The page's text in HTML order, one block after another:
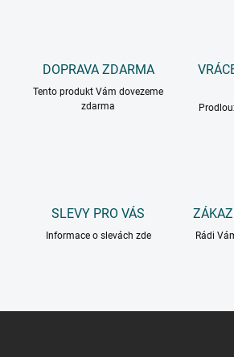
DOPRAVA ZDARMA
Tento produkt Vám dovezeme
zdarma
SLEVY PRO VÁS
Informace o slevách zde Rádi